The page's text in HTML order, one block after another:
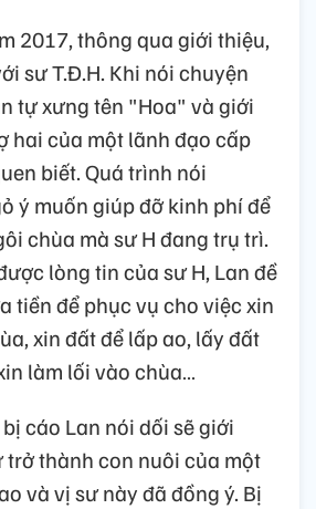
2017, thông qua giới thiệu,
sư T.Đ.H. Khi nói chuyện
tự xưng tên "Hoa" và giới
hai của một lãnh đạo cấp
biết. Quá trình nói
ý muốn giúp đỡ kinh phí để
chùa mà sư H đang trụ trì.
lòng tin của sư H, Lan đề
tiền để phục vụ cho việc xin
xin đất để lấp ao, lấy đất
làm lối vào chùa…
cáo Lan nói dối sẽ giới
trở thành con nuôi của một
và vị sư này đã đồng ý. Bị